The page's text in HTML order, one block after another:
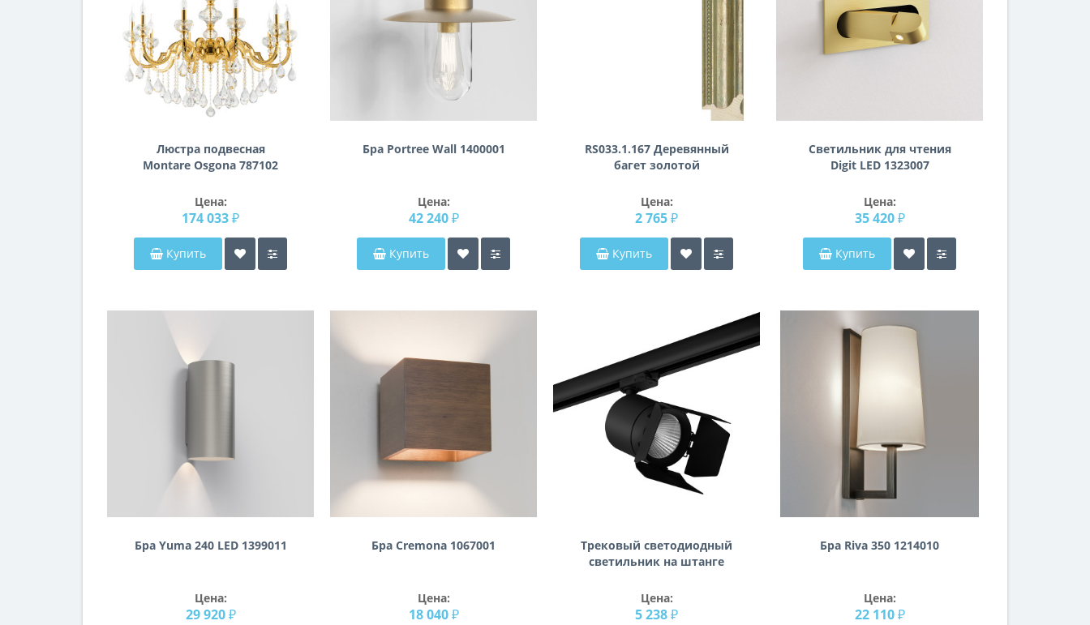
Люстра подвесная
Montare Osgona 787102
Цена:
174 033 ₽
Купить
Бра Portree Wall 1400001
Цена:
42 240 ₽
Купить
RS033.1.167 Деревянный
багет золотой
Цена:
2 765 ₽
Купить
Светильник для чтения
Digit LED 1323007
Цена:
35 420 ₽
Купить
Бра Yuma 240 LED 1399011
Цена:
29 920 ₽
Бра Cremona 1067001
Цена:
18 040 ₽
Трековый светодиодный
светильник на штанге
C157497
Цена:
5 238 ₽
Бра Riva 350 1214010
Цена:
22 110 ₽